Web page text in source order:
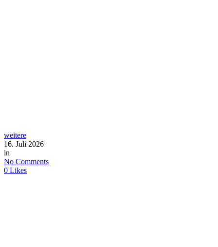
weitere
16. Juli 2026
in
No Comments
0 Likes